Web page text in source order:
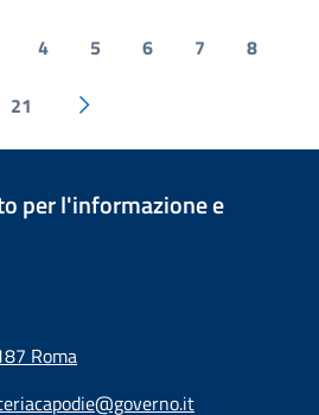
4 5 6 7 8
21
per l'informazione e
Roma